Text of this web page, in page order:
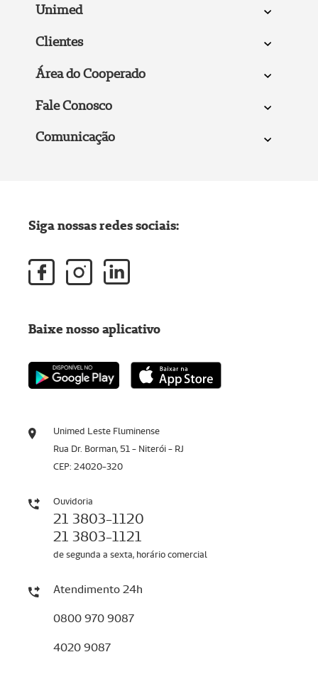
Unimed
Clientes
Área do Cooperado
Fale Conosco
Comunicação
Unimed Leste Fluminense
Rua Dr. Borman, 51 - Niterói - RJ
CEP: 24020-320
Ouvidoria
21 3803-1120
21 3803-1121
de segunda a sexta, horário comercial
Atendimento 24h
0800 970 9087
4020 9087
Siga nossas redes sociais:
Baixe nosso aplicativo